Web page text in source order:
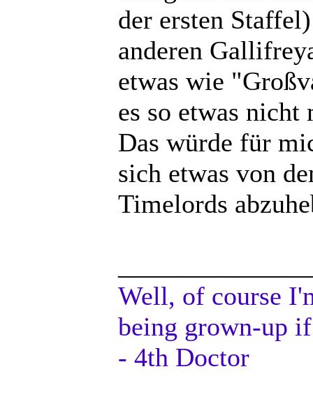
der ersten
anderen
etwas wie
es so etwas nicht
Das würde für
sich etwas von
Timelords
Well, of course
being grown-up
- 4th Doctor